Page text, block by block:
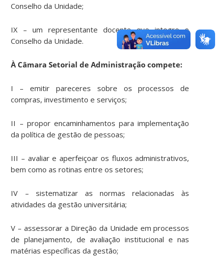
Conselho da Unidade;
IX – um representante docente que integre o
Conselho da Unidade.
À Câmara Setorial de Administração compete:
I – emitir pareceres sobre os processos de
compras, investimento e serviços;
II – propor encaminhamentos para implementação
da política de gestão de pessoas;
III – avaliar e aperfeiçoar os fluxos administrativos,
bem como as rotinas entre os setores;
IV – sistematizar as normas relacionadas às
atividades da gestão universitária;
V – assessorar a Direção da Unidade em processos
de planejamento, de avaliação institucional e nas
matérias específicas da gestão;